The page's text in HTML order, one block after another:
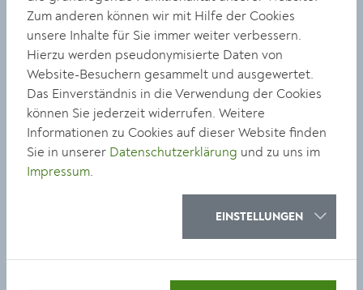
Kontakt
Körnermarkt 14
3500 Krems an der Donau
E-Mail: grabner-preis@krems.gv.at
Zum anderen können wir mit Hilfe der Cookies
unsere Inhalte für Sie immer weiter verbessern.
Hierzu werden pseudonymisierte Daten von
Website-Besuchern gesammelt und ausgewertet.
Das Einverständnis in die Verwendung der Cookies
können Sie jederzeit widerrufen. Weitere
Informationen zu Cookies auf dieser Website finden
Sie in unserer Datenschutzerklärung und zu uns im
Impressum.
EINSTELLUNGEN